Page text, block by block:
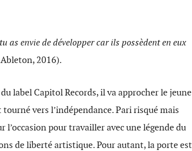
as envie de développer car ils possèdent en eux
2016).
label Capitol Records, il va approcher le jeune
vers l’indépendance. Pari risqué mais
pour travailler avec une légende du
de liberté artistique.Pour autant, la porte est